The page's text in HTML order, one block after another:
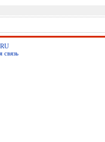
связь